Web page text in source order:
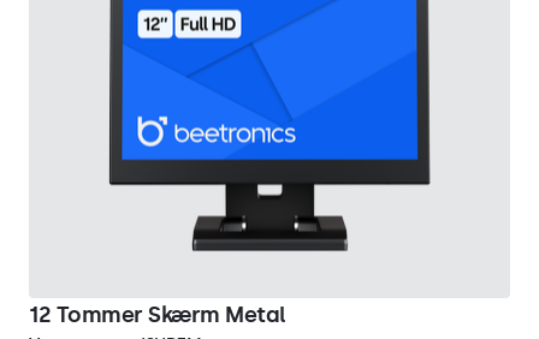
12 Tommer Skærm Metal